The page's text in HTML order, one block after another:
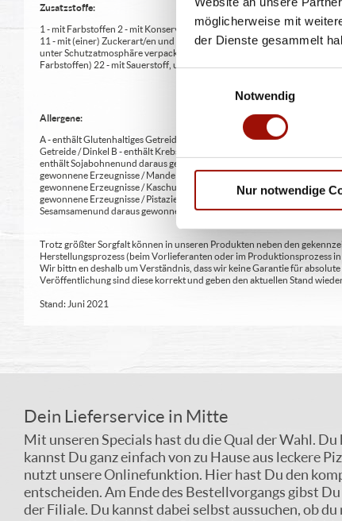
möglicherweise mit
der Dienste gesammelt
Notwendig
Nur notwendige
Zusatzstoffe:
1 - mit Farbstoffen 2 - mit Konservierungsmittel 3 - mit
11 - mit (einer) Zuckerart/en und Süßungsmittel/n 12 - nur bei
unter Schutzatmosphäre verpackt 16 - chininhaltig 17 - koffeinhaltig 18
Farbstoffen) 22 - mit Sauerstoff, unter Hochdruck, farbstabilisierend
Allergene:
A - enthält Glutenhaltiges Getreide A1 - enthält glutenhaltiges Getreide /
Getreide / Dinkel B - enthält Krebstiere und daraus gewonnene
enthält Sojabohnen und daraus gewonnene Erzeugnisse G - enthält
gewonnene Erzeugnisse / Mandeln H2 - enthält Schalenfrüchte sowie
gewonnene Erzeugnisse / Kaschunüsse H5 - enthält Schalenfrüchte
gewonnene Erzeugnisse / Pistazien H8 - enthält Schalenfrüchte sowie
Sesamsamen und daraus gewonnene Erzeugnisse L - enthält Sulfit oder
Trotz größter Sorgfalt können in unseren Produkten neben den
Herstellungsprozess (beim Vorlieferanten oder im Produktionsprozess
Wir bittn en deshalb um Verständnis, dass wir keine Garantie für
Veröffentlichung sind diese korrekt und geben den aktuellen Stand
Stand: Juni 2021
Dein Lieferservice in Mitte
Mit unseren Specials hast du die Qual der Wahl.
kannst Du ganz einfach von zu Hause aus leckere
nutzt unsere Onlinefunktion. Hier hast Du den
entscheiden. Am Ende des Bestellvorgangs gibst
der Filiale. Du kannst dabei selbst aussuchen, ob